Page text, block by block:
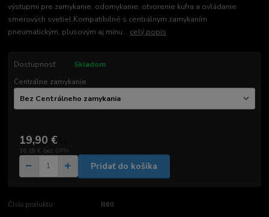
výstupmi pre zamykanie, odomykanie, otvorenie kufra a ovládanie
smerových svetiel.Kompatibilné s centrálnym zamykaním
pneumatickým, plusovým aj mínu... celý popis
Dostupnosť
Skladom
Centrálne zamykanie
19,90 €
16,18 € bez DPH
Pridať do košíka
Číslo produktu: R60